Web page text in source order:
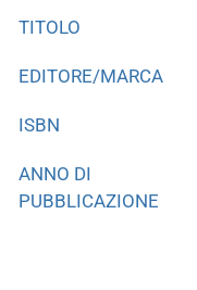
TITOLO
EDITORE/MARCA
ISBN
ANNO DI
PUBBLICAZIONE